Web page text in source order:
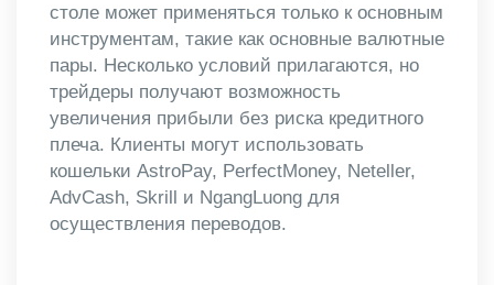
столе может применяться только к основным
инструментам, такие как основные валютные
пары. Несколько условий прилагаются, но
трейдеры получают возможность
увеличения прибыли без риска кредитного
плеча. Клиенты могут использовать
кошельки AstroPay, PerfectMoney, Neteller,
AdvCash, Skrill и NgangLuong для
осуществления переводов.